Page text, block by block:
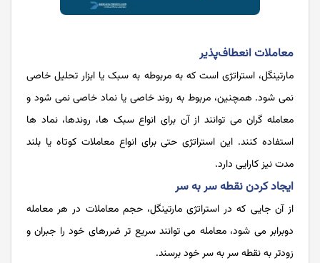
معاملات انعطاف‌پذیر
مارتینگل، استراتژی است که به مربوطه به سبک یا ابزار تحلیل خاصی
نمی شود. همچنین، مربوط به روند خاصی یا نماد خاصی نمی شود و
معامله گران می توانند از آن برای انواع سبک ها، روندها، نماد ها
استفاده کنند. این استراتژی حتی برای انواع معاملات کوتاه یا بلند
مدت نیز کارایی دارد.
ایجاد کردن نقطه سر به سر
از آن جایی که در استراتژی مارتینگل، حجم معاملات در هر معامله
دوبرابر می شود، معامله می توانند سریع تر ضررهای خود را جبران و
زودتر به نقطه سر به سر خود برسند.